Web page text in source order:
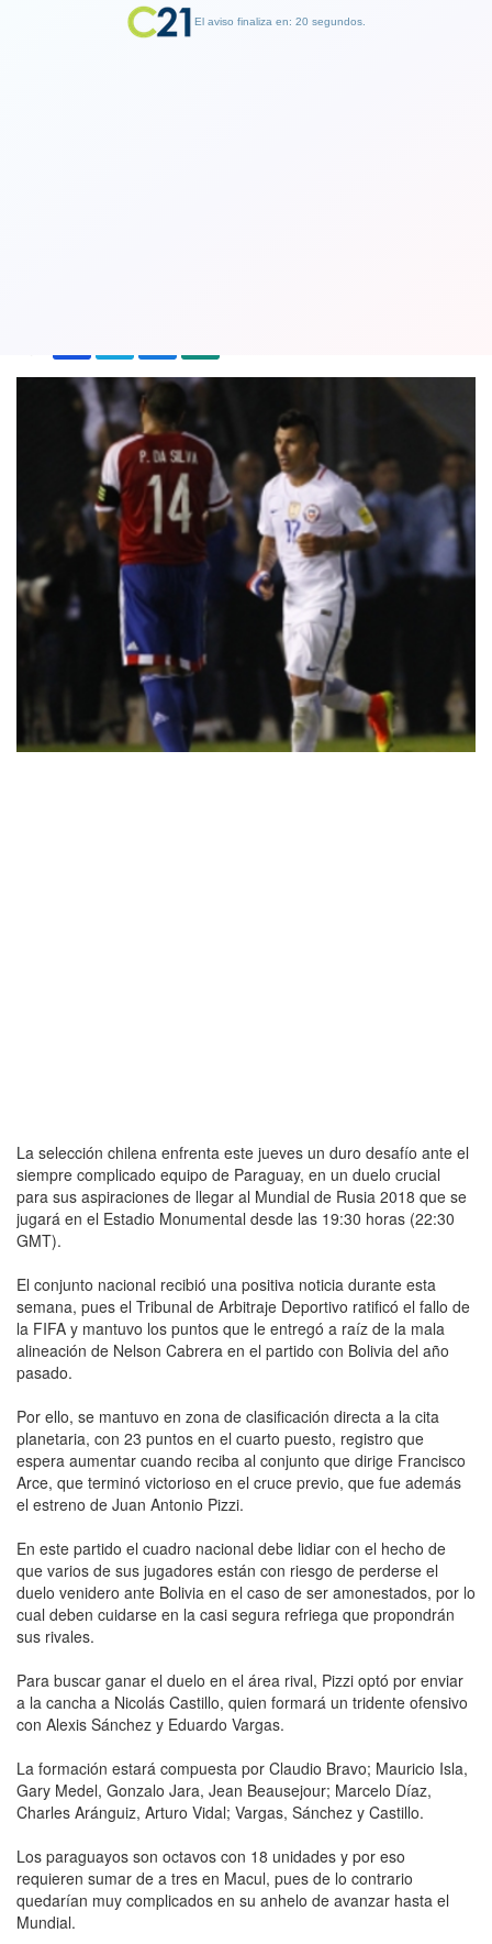
La selección chilena enfrenta este jueves un duro desafío ante el
siempre complicado equipo de Paraguay, en un duelo crucial
para sus aspiraciones de llegar al Mundial de Rusia 2018 que se
jugará en el Estadio Monumental desde las 19:30 horas (22:30
GMT).
El conjunto nacional recibió una positiva noticia durante esta
semana, pues el Tribunal de Arbitraje Deportivo ratificó el fallo de
la FIFA y mantuvo los puntos que le entregó a raíz de la mala
alineación de Nelson Cabrera en el partido con Bolivia del año
pasado.
Por ello, se mantuvo en zona de clasificación directa a la cita
planetaria, con 23 puntos en el cuarto puesto, registro que
espera aumentar cuando reciba al conjunto que dirige Francisco
Arce, que terminó victorioso en el cruce previo, que fue además
el estreno de Juan Antonio Pizzi.
En este partido el cuadro nacional debe lidiar con el hecho de
que varios de sus jugadores están con riesgo de perderse el
duelo venidero ante Bolivia en el caso de ser amonestados, por lo
cual deben cuidarse en la casi segura refriega que propondrán
sus rivales.
Para buscar ganar el duelo en el área rival, Pizzi optó por enviar
a la cancha a Nicolás Castillo, quien formará un tridente ofensivo
con Alexis Sánchez y Eduardo Vargas.
La formación estará compuesta por Claudio Bravo; Mauricio Isla,
Gary Medel, Gonzalo Jara, Jean Beausejour; Marcelo Díaz,
Charles Aránguiz, Arturo Vidal; Vargas, Sánchez y Castillo.
Los paraguayos son octavos con 18 unidades y por eso
requieren sumar de a tres en Macul, pues de lo contrario
quedarían muy complicados en su anhelo de avanzar hasta el
Mundial.
El aviso finaliza en: 19 segundos.